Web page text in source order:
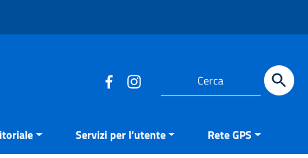
Cerca
Servizi per l’utente Rete GPS